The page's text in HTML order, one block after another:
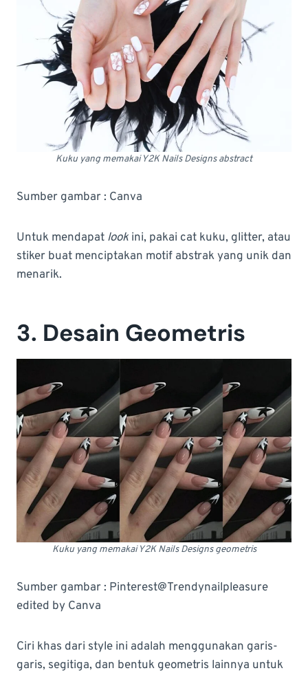
Kuku yang memakai Y2K Nails Designs abstract
Sumber gambar : Canva
Untuk mendapat lookini, pakai cat kuku, glitter, atau
stiker buat menciptakan motif abstrak yang unik dan
menarik.
3. Desain Geometris
Kuku yang memakai Y2K Nails Designs geometris
Sumber gambar : Pinterest@Trendynailpleasure
edited by Canva
Ciri khas dari style ini adalah menggunakan garis-
garis, segitiga, dan bentuk geometris lainnya untuk